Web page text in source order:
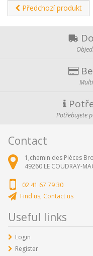
Předchozí produkt
Potřebujete
Contact
1,chemin des Pièces
49260 LE COUDRAY-
02 41 67 79 30
Find us, Contact us
Useful links
Login
Register